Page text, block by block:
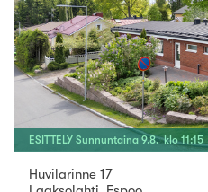
ESITTELY Sunnuntaina 9.8. klo11:15
Huvilarinne 17